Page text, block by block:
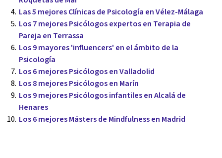
Las 5 mejores Clínicas de Psicología en Vélez-Málaga
Los 7 mejores Psicólogos expertos en Terapia de
Pareja en Terrassa
Los 9 mayores 'influencers' en el ámbito de la
Psicología
Los 6 mejores Psicólogos en Valladolid
Los 8 mejores Psicólogos en Marín
Los 9 mejores Psicólogos infantiles en Alcalá de
Henares
Los 6 mejores Másters de Mindfulness en Madrid